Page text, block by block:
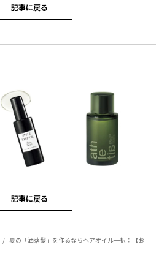
記事に戻る
記事に戻る
夏の「洒落髪」を作るならヘアオイル一択：【おすすめ3選】アヴェダ、&be、アスレティア